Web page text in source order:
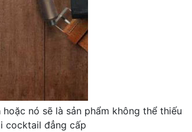
nó sẽ là sản phẩm không thể thiếu
cocktail đẳng cấp